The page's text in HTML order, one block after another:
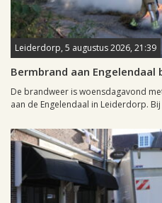
Leiderdorp, 5 augustus 2026, 21:39
Bermbrand aan Engelendaal
De brandweer is woensdagavond
aan de Engelendaal in Leiderdorp. Bij